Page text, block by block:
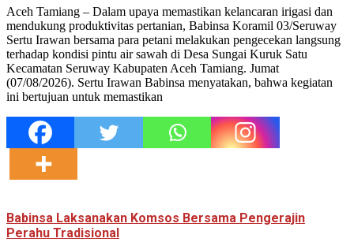
Aceh Tamiang – Dalam upaya memastikan kelancaran irigasi dan
mendukung produktivitas pertanian, Babinsa Koramil 03/Seruway
Sertu Irawan bersama para petani melakukan pengecekan langsung
terhadap kondisi pintu air sawah di Desa Sungai Kuruk Satu
Kecamatan Seruway Kabupaten Aceh Tamiang. Jumat
(07/08/2026). Sertu Irawan Babinsa menyatakan, bahwa kegiatan
ini bertujuan untuk memastikan
Babinsa Laksanakan Komsos Bersama Pengerajin
Perahu Tradisional